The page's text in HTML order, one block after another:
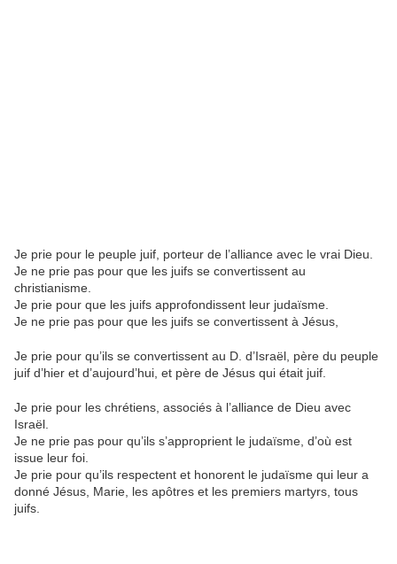
Je prie pour le peuple juif, porteur de l’alliance avec le vrai Dieu.
Je ne prie pas pour que les juifs se convertissent au
christianisme.
Je prie pour que les juifs approfondissent leur judaïsme.
Je ne prie pas pour que les juifs se convertissent à Jésus,
Je prie pour qu’ils se convertissent au D. d’Israël, père du peuple
juif d’hier et d’aujourd’hui, et père de Jésus qui était juif.
Je prie pour les chrétiens, associés à l’alliance de Dieu avec
Israël.
Je ne prie pas pour qu’ils s’approprient le judaïsme, d’où est
issue leur foi.
Je prie pour qu’ils respectent et honorent le judaïsme qui leur a
donné Jésus, Marie, les apôtres et les premiers martyrs, tous
juifs.